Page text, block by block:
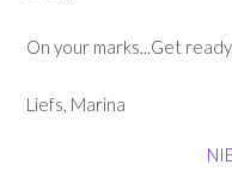
On your marks...Get
Liefs, Marina